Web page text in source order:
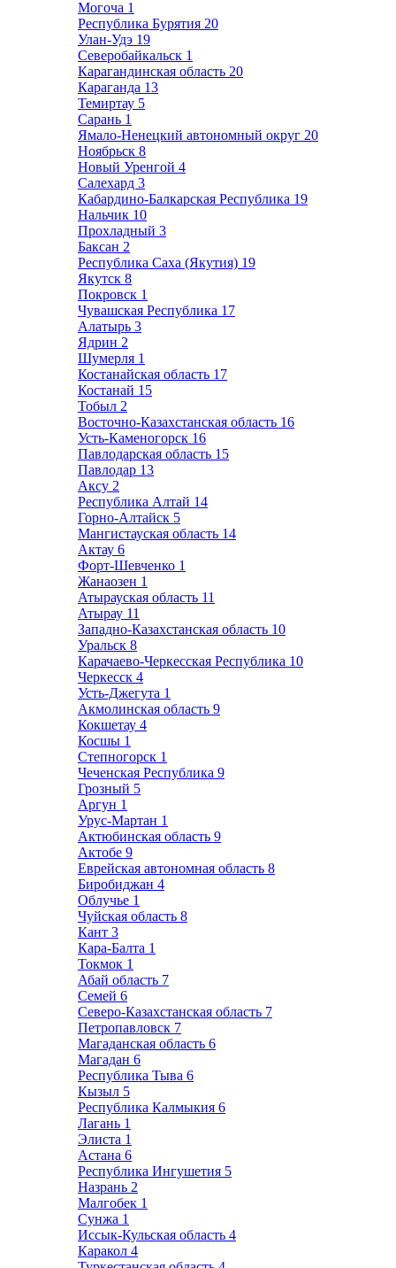
Могоча 1
Республика Бурятия 20
Улан-Удэ 19
Северобайкальск 1
Карагандинская область 20
Караганда 13
Темиртау 5
Сарань 1
Ямало-Ненецкий автономный округ 20
Ноябрьск 8
Новый Уренгой 4
Салехард 3
Кабардино-Балкарская Республика 19
Нальчик 10
Прохладный 3
Баксан 2
Республика Саха (Якутия) 19
Якутск 8
Покровск 1
Чувашская Республика 17
Алатырь 3
Ядрин 2
Шумерля 1
Костанайская область 17
Костанай 15
Тобыл 2
Восточно-Казахстанская область 16
Усть-Каменогорск 16
Павлодарская область 15
Павлодар 13
Аксу 2
Республика Алтай 14
Горно-Алтайск 5
Мангистауская область 14
Актау 6
Форт-Шевченко 1
Жанаозен 1
Атырауская область 11
Атырау 11
Западно-Казахстанская область 10
Уральск 8
Карачаево-Черкесская Республика 10
Черкесск 4
Усть-Джегута 1
Акмолинская область 9
Кокшетау 4
Косшы 1
Степногорск 1
Чеченская Республика 9
Грозный 5
Аргун 1
Урус-Мартан 1
Актюбинская область 9
Актобе 9
Еврейская автономная область 8
Биробиджан 4
Облучье 1
Чуйская область 8
Кант 3
Кара-Балта 1
Токмок 1
Абай область 7
Семей 6
Северо-Казахстанская область 7
Петропавловск 7
Магаданская область 6
Магадан 6
Республика Тыва 6
Кызыл 5
Республика Калмыкия 6
Лагань 1
Элиста 1
Астана 6
Республика Ингушетия 5
Назрань 2
Малгобек 1
Сунжа 1
Иссык-Кульская область 4
Каракол 4